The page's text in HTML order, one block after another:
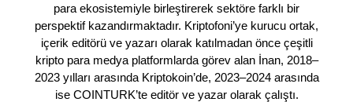
para ekosistemiyle birleştirerek sektöre farklı bir
perspektif kazandırmaktadır. Kriptofoni’ye kurucu ortak,
içerik editörü ve yazarı olarak katılmadan önce çeşitli
kripto para medya platformlarda görev alan İnan, 2018–
2023 yılları arasında Kriptokoin’de, 2023–2024 arasında
ise COINTURK’te editör ve yazar olarak çalıştı.